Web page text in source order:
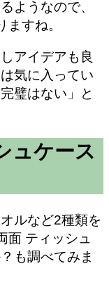
ようなので、
すね。
アイデアも良
気に入ってい
璧はない」と
ュケース
ルなど2種類を
面 ティッシュ
も調べてみま